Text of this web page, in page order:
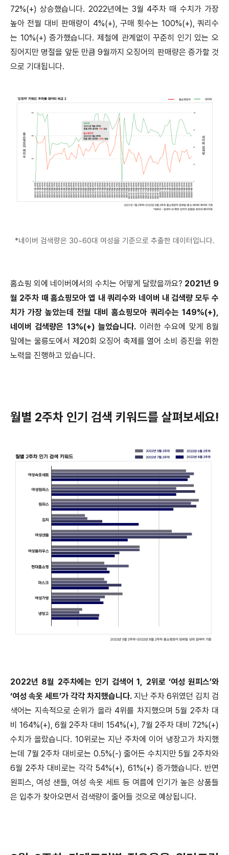
72%(+) 상승했습니다. 2022년에는 3월 4주차 때 수치가 가장
높아 전월 대비 판매량이 4%(+), 구매 횟수는 100%(+), 쿼리수
는 10%(+) 증가했습니다. 제철에 관계없이 꾸준히 인기 있는 오
징어지만 명절을 앞둔 만큼 9월까지 오징어의 판매량은 증가할 것
으로 기대됩니다.
*네이버 검색량은 30~60대 여성을 기준으로 추출한 데이터입니다.
홈쇼핑 외에 네이버에서의 수치는 어떻게 달랐을까요? 2021년 9
월 2주차 때 홈쇼핑모아 앱 내 쿼리수와 네이버 내 검색량 모두 수
치가 가장 높았는데 전월 대비 홈쇼핑모아 쿼리수는 149%(+),
네이버 검색량은 13%(+) 늘었습니다. 이러한 수요에 맞게 8월
말에는 울릉도에서 제20회 오징어 축제를 열어 소비 증진을 위한
노력을 진행하고 있습니다.
월별 2주차 인기 검색 키워드를 살펴보세요!
2022년 8월 2주차에는 인기 검색어 1, 2위로 ‘여성 원피스’와
‘여성 속옷 세트’가 각각 차지했습니다. 지난 주차 6위였던 김치 검
색어는 지속적으로 순위가 올라 4위를 차지했으며 5월 2주차 대
비 164%(+), 6월 2주차 대비 154%(+), 7월 2주차 대비 72%(+)
수치가 올랐습니다. 10위로는 지난 주차에 이어 냉장고가 차지했
는데 7월 2주차 대비로는 0.5%(-) 줄어든 수치지만 5월 2주차와
6월 2주차 대비로는 각각 54%(+), 61%(+) 증가했습니다. 반면
원피스, 여성 샌들, 여성 속옷 세트 등 여름에 인기가 높은 상품들
은 입추가 찾아오면서 검색량이 줄어들 것으로 예상됩니다.